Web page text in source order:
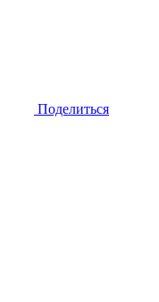
Поделиться